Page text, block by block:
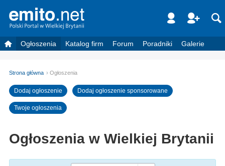
Ogłoszenia Katalog firm Forum Poradniki Galerie
Strona główna Ogłoszenia
Dodaj ogłoszenie Dodaj ogłoszenie sponsorowane
Twoje ogłoszenia
Ogłoszenia w Wielkiej Brytanii